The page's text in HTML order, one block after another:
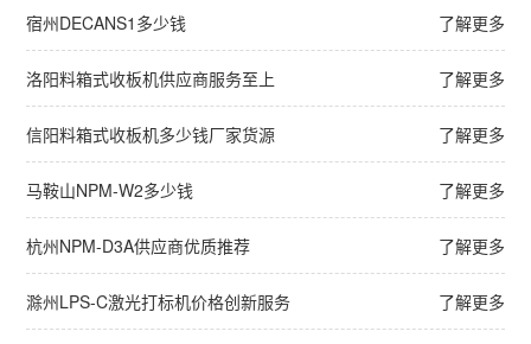
了解更多
宿州DECANS1多少钱
了解更多
洛阳料箱式收板机供应商服务至上
了解更多
信阳料箱式收板机多少钱厂家货源
了解更多
马鞍山NPM-W2多少钱
了解更多
杭州NPM-D3A供应商优质推荐
了解更多
滁州LPS-C激光打标机价格创新服务